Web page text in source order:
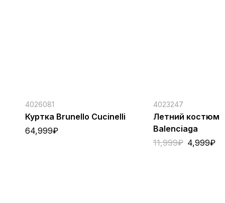
4026081
Куртка Brunello Cucinelli
64,999₽
4023247
Летний костюм
Balenciaga
11,999₽ 4,999₽